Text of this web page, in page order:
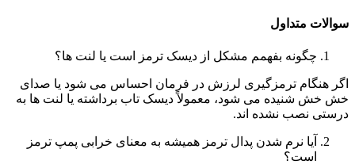
سوالات متداول
چگونه بفهمم مشکل از دیسک ترمز است یا لنت ها؟
اگر هنگام ترمزگیری لرزش در فرمان احساس می شود یا صدای
خش خش شنیده می شود، معمولاً دیسک تاب برداشته یا لنت ها به
درستی نصب نشده اند.
آیا نرم شدن پدال ترمز همیشه به معنای خرابی پمپ ترمز
است؟